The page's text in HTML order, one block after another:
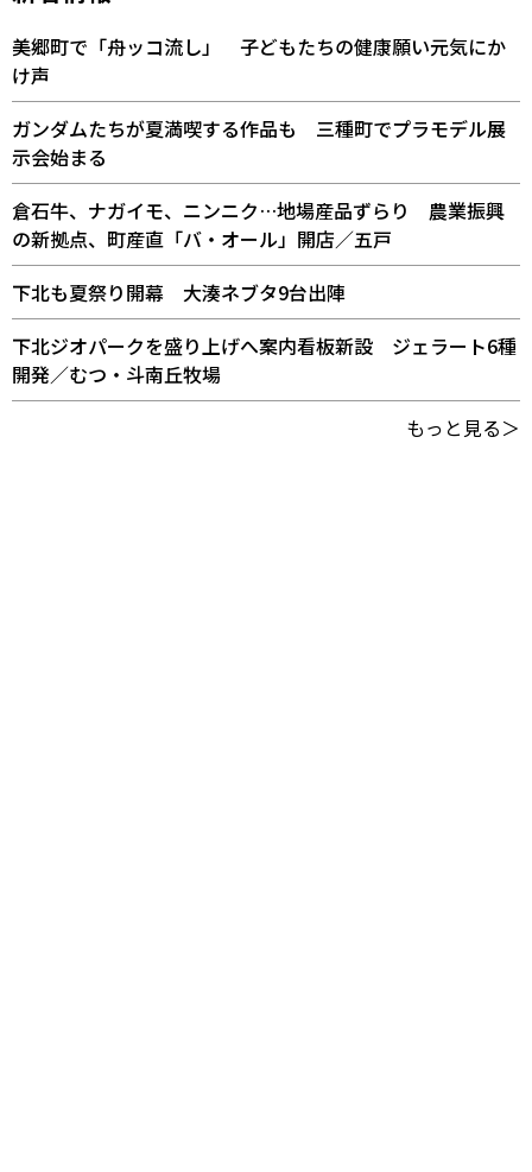
美郷町で「舟ッコ流し」 子どもたちの健康願い元気にか
け声
ガンダムたちが夏満喫する作品も 三種町でプラモデル展
示会始まる
倉石牛、ナガイモ、ニンニク…地場産品ずらり 農業振興
の新拠点、町産直「バ・オール」開店／五戸
下北も夏祭り開幕 大湊ネブタ9台出陣
下北ジオパークを盛り上げへ案内看板新設 ジェラート6種
開発／むつ・斗南丘牧場
もっと見る＞